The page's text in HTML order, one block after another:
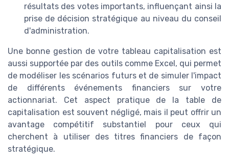
résultats des votes importants, influençant ainsi la
prise de décision stratégique au niveau du conseil
d'administration.
Une bonne gestion de votre tableau capitalisation est
aussi supportée par des outils comme Excel, qui permet
de modéliser les scénarios futurs et de simuler l'impact
de différents événements financiers sur votre
actionnariat. Cet aspect pratique de la table de
capitalisation est souvent négligé, mais il peut offrir un
avantage compétitif substantiel pour ceux qui
cherchent à utiliser des titres financiers de façon
stratégique.